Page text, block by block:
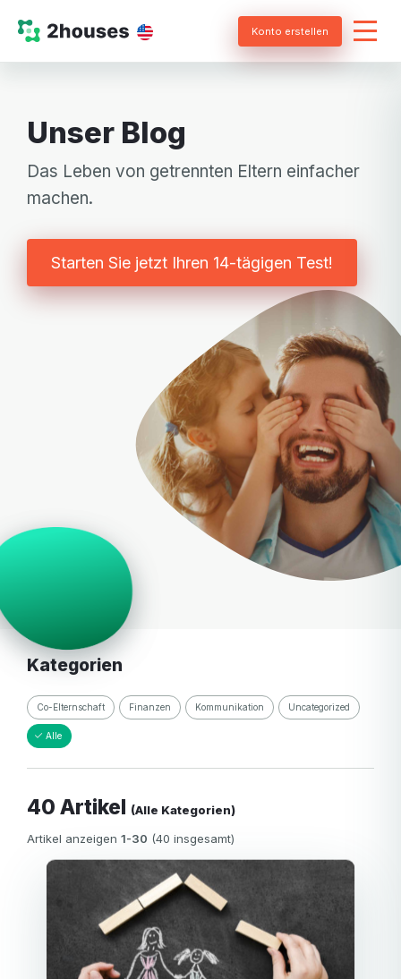
Konto erstellen
Unser Blog
Das Leben von getrennten Eltern einfacher
machen.
Starten Sie jetzt Ihren 14-tägigen Test!
Kategorien
Co-Elternschaft Finanzen Kommunikation Uncategorized
Alle
40 Artikel (Alle Kategorien)
Artikel anzeigen 1-30 (40 insgesamt)